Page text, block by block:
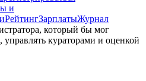
и
РейтингЗарплатыЖурнал
который бы мог
кураторами и оценкой